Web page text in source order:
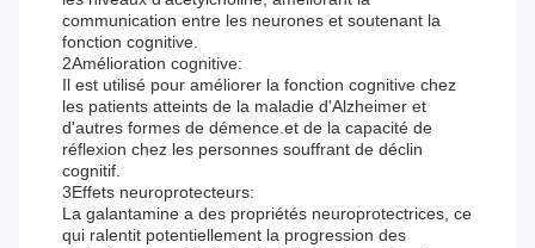
communication entre les neurones et soutenant la
fonction cognitive.
2Amélioration cognitive:
Il est utilisé pour améliorer la fonction cognitive chez
les patients atteints de la maladie d'Alzheimer et
d'autres formes de démence.et de la capacité de
réflexion chez les personnes souffrant de déclin
cognitif.
3Effets neuroprotecteurs:
La galantamine a des propriétés neuroprotectrices, ce
qui ralentit potentiellement la progression des